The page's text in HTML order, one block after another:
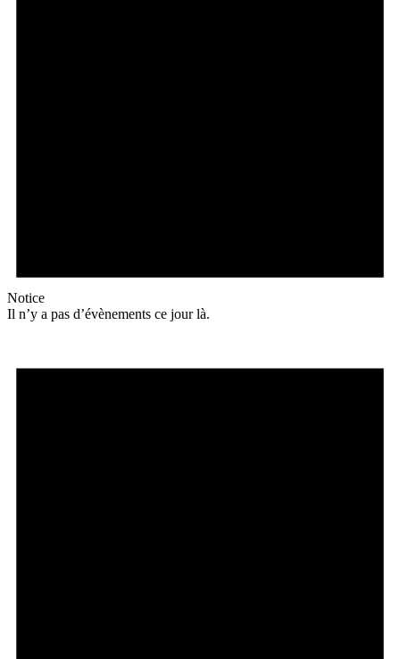
Notice
Il n’y a pas d’évènements ce jour là.